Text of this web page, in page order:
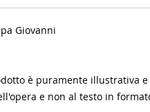
Giovanni
è puramente illustrativa
e non al testo in